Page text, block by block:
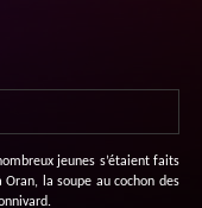
jeunes s’étaient faits
la soupe au cochon des